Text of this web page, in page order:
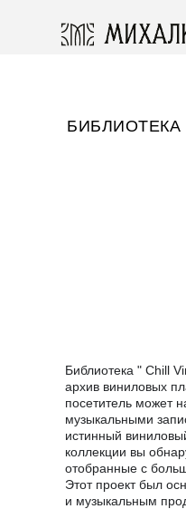
Библиотека " Chill
архив виниловых
посетитель может
музыкальными
истинный
коллекции вы
отобранные с
Этот проект был
и музыкальным
БИБЛИОТЕКА